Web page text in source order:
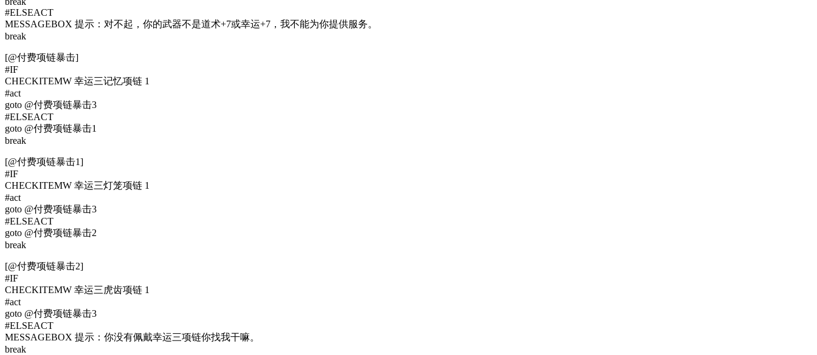
#ELSEACT
MESSAGEBOX 提示：对不起，你的武器不是道术+7或幸运+7，我不能为你提供服务。
break
[@付费项链暴击]
#IF
CHECKITEMW 幸运三记忆项链 1
#act
goto @付费项链暴击3
#ELSEACT
goto @付费项链暴击1
break
[@付费项链暴击1]
#IF
CHECKITEMW 幸运三灯笼项链 1
#act
goto @付费项链暴击3
#ELSEACT
goto @付费项链暴击2
break
[@付费项链暴击2]
#IF
CHECKITEMW 幸运三虎齿项链 1
#act
goto @付费项链暴击3
#ELSEACT
MESSAGEBOX 提示：你没有佩戴幸运三项链你找我干嘛。
break